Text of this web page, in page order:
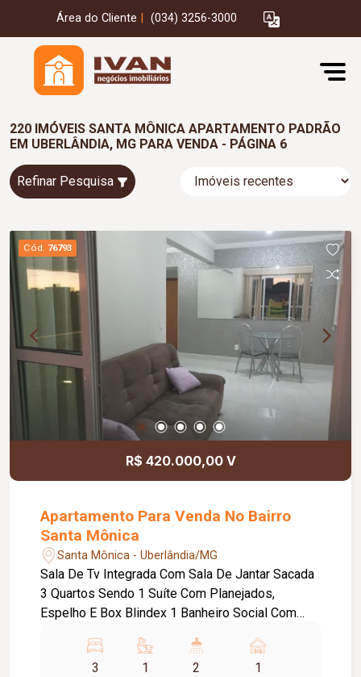
Área do Cliente (034) 3256-3000
220 IMÓVEIS SANTA MÔNICA APARTAMENTO PADRÃO
EM UBERLÂNDIA, MG PARA VENDA - PÁGINA 6
Refinar Pesquisa
Cód. 76793
R$ 420.000,00 V
Apartamento Para Venda No Bairro
Santa Mônica
Santa Mônica - Uberlândia/MG
Sala De Tv Integrada Com Sala De Jantar Sacada
3 Quartos Sendo 1 Suíte Com Planejados,
Espelho E Box Blindex 1 Banheiro Social Com
Chuveiros) Cozinha Com Planejados Lavanderia
Com Planejados 1 Vaga Garagem Coberta
3 1 2 1